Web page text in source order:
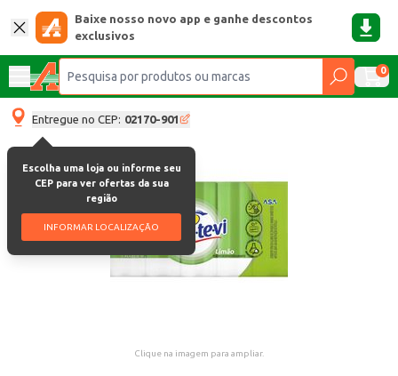
Baixe nosso novo app e ganhe descontos
exclusivos
0
Entregue no CEP: 02170-901
Escolha uma loja ou informe seu
CEP para ver ofertas da sua
região
INFORMAR LOCALIZAÇÃO
Clique na imagem para ampliar.